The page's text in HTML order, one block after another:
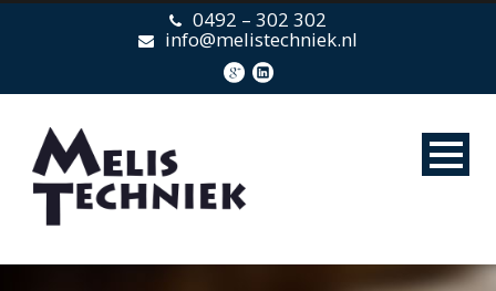
0492 – 302 302
info@melistechniek.nl